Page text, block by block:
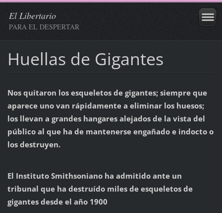
El Libertario
PARA EL DESPERTAR
Huellas de Gigantes
Nos quitaron los esqueletos de gigantes; siempre que
aparece uno van rápidamente a eliminar los huesos;
los llevan a grandes hangares alejados de la vista del
público al que ha de mantenerse engañado e indocto o
los destruyen.
El Instituto Smithsoniano ha admitido ante un
tribunal que ha destruído miles de esqueletos de
gigantes desde el año 1900